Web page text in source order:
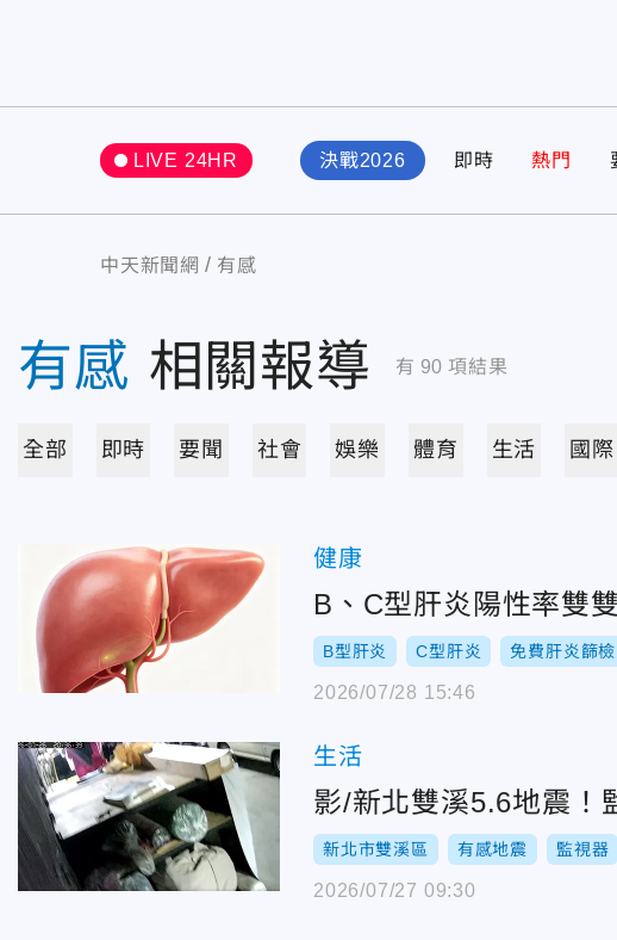
LIVE 24HR 決戰2026 即時 熱門
中天新聞網 有感
有感 相關報導 有 90 項結果
全部 即時 要聞 社會 娛樂 體育 生活 國際
健康
B、C型肝炎陽性率雙
B型肝炎 C型肝炎 免費肝炎篩檢
2026/07/28 15:46
生活
影/新北雙溪5.6地震！
新北市雙溪區 有感地震 監視器
2026/07/27 09:30